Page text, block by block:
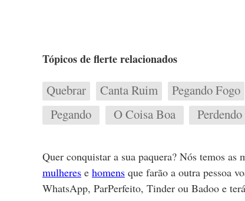
Tópicos de flerte relacionados
Quebrar Canta Ruim Pegando Fogo
Pegando
O Coisa Boa Perdendo
Quer conquistar a sua paquera? Nós temos
mulheres e homens que farão a outra pessoa
WhatsApp, ParPerfeito, Tinder ou Badoo e